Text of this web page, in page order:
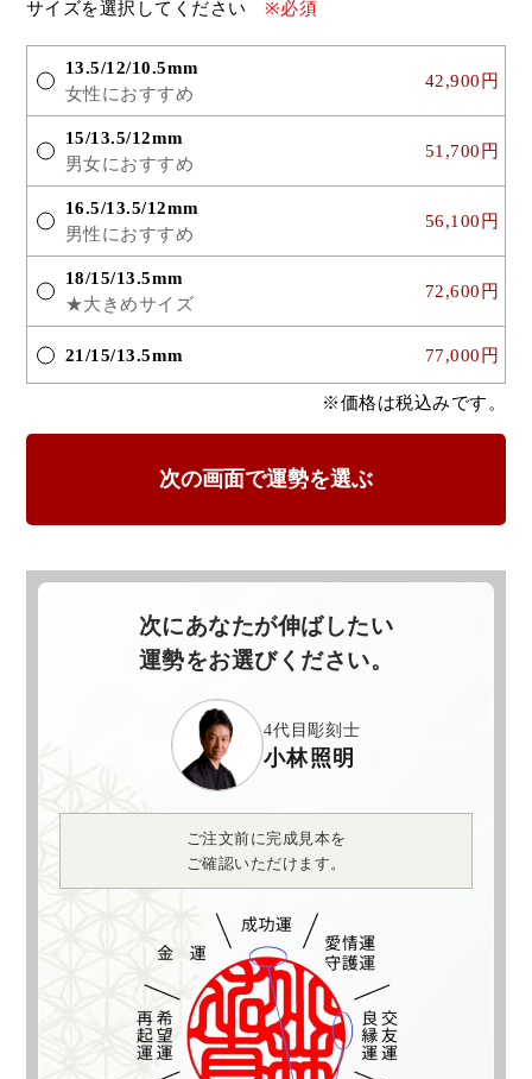
サイズを選択してください ※必須
13.5/12/10.5mm
女性におすすめ
42,900円
15/13.5/12mm
男女におすすめ
51,700円
16.5/13.5/12mm
男性におすすめ
56,100円
18/15/13.5mm
★大きめサイズ
72,600円
21/15/13.5mm 77,000円
※価格は税込みです。
次にあなたが伸ばしたい
運勢をお選びください。
4代目彫刻士
小林照明
ご注文前に完成見本を
ご確認いただけます。